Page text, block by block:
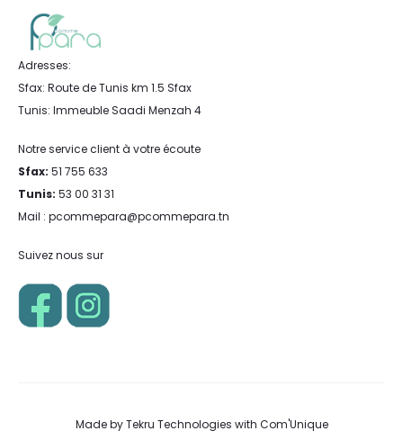
Adresses:
Sfax: Route de Tunis km 1.5 Sfax
Tunis: Immeuble Saadi Menzah 4
Notre service client à votre écoute
Sfax: 51 755 633
Tunis: 53 00 31 31
Mail : pcommepara@pcommepara.tn
Suivez nous sur
Made byTekru Technologies with Com'Unique